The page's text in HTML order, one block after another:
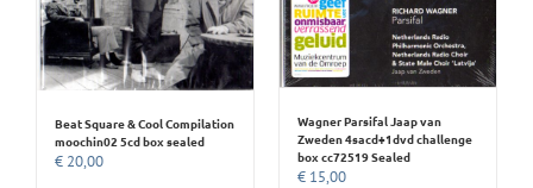
Beat Square & Cool Compilation
moochin02 5cd box sealed
€ 20,00
Wagner Parsifal Jaap van
Zweden 4sacd+1dvd challenge
box cc72519 Sealed
€ 15,00